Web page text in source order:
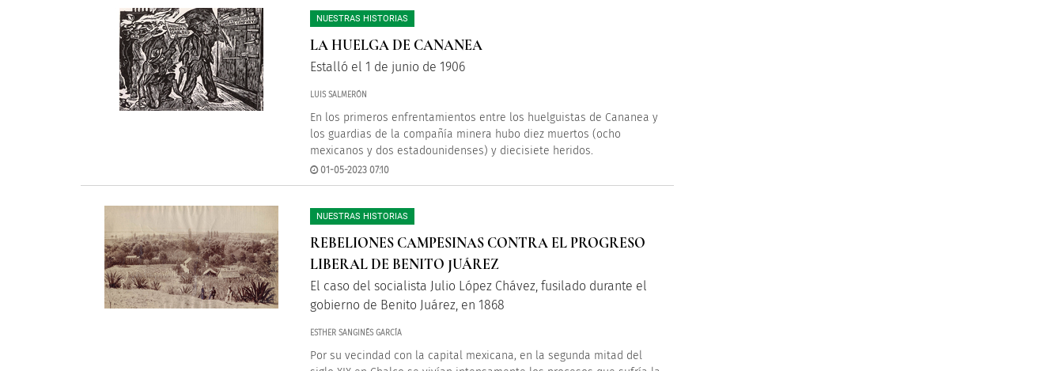
NUESTRAS HISTORIAS
LA HUELGA DE CANANEA
Estalló el 1 de junio de 1906
LUIS SALMERÓN
En los primeros enfrentamientos entre los huelguistas de Cananea y
los guardias de la compañía minera hubo diez muertos (ocho
mexicanos y dos estadounidenses) y diecisiete heridos.
01-05-2023 07:10
NUESTRAS HISTORIAS
REBELIONES CAMPESINAS CONTRA EL PROGRESO
LIBERAL DE BENITO JUÁREZ
El caso del socialista Julio López Chávez, fusilado durante el
gobierno de Benito Juárez, en 1868
ESTHER SANGINÉS GARCÍA
Por su vecindad con la capital mexicana, en la segunda mitad del